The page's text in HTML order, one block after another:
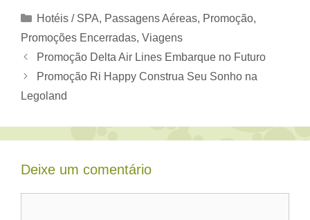
Categorias
Hotéis / SPA, Passagens Aéreas, Promoção,
Promoções Encerradas, Viagens
Promoção Delta Air Lines Embarque no Futuro
Promoção Ri Happy Construa Seu Sonho na
Legoland
Deixe um comentário